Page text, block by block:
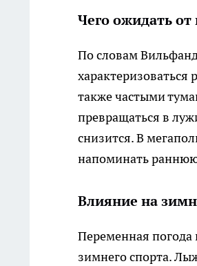
Чего ожидать
По словам
также частыми
превращаться в
снизится. В
напоминать
Влияние на
Переменная
зимнего спорта.